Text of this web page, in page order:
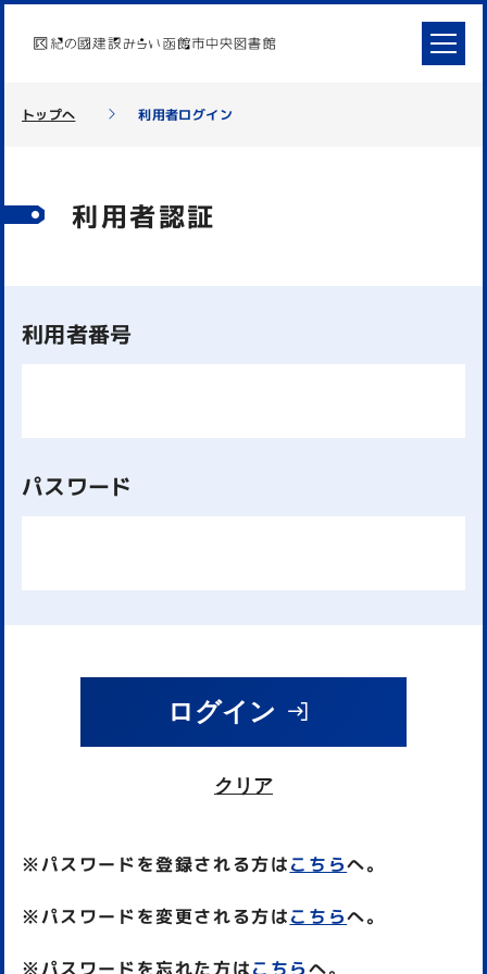
トップへ 利用者ログイン
利用者認証
利用者番号
パスワード
ログイン
クリア
※パスワードを登録される方はこちらへ。
※パスワードを変更される方はこちらへ。
※パスワードを忘れた方はこちらへ。